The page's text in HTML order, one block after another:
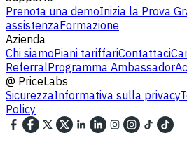
Prenota una demoInizia la Prova
assistenzaFormazione
Azienda
Chi siamoPiani tariffariContattaci
ReferralProgramma Ambassador
@ PriceLabs
SicurezzaInformativa sulla privacy
Policy